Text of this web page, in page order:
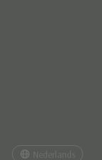
Nederlands